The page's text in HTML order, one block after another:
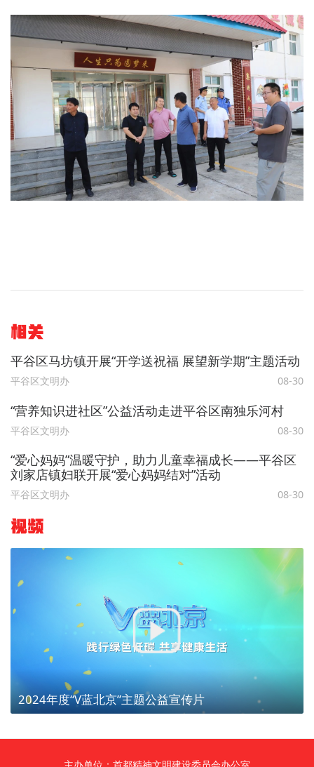
相关
平谷区马坊镇开展“开学送祝福 展望新学期”主题活动
平谷区文明办 08-30
“营养知识进社区”公益活动走进平谷区南独乐河村
平谷区文明办 08-30
“爱心妈妈”温暖守护，助力儿童幸福成长——平谷区
刘家店镇妇联开展“爱心妈妈结对”活动
平谷区文明办 08-30
视频
2024年度“V蓝北京”主题公益宣传片